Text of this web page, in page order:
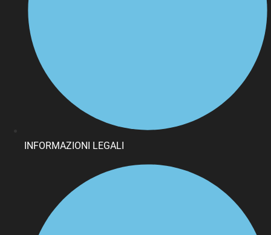
INFORMAZIONI LEGALI